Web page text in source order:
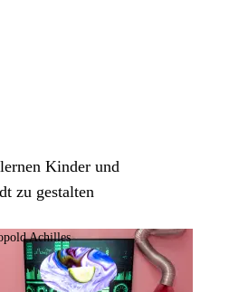
Kinder und
zu gestalten
Achilles